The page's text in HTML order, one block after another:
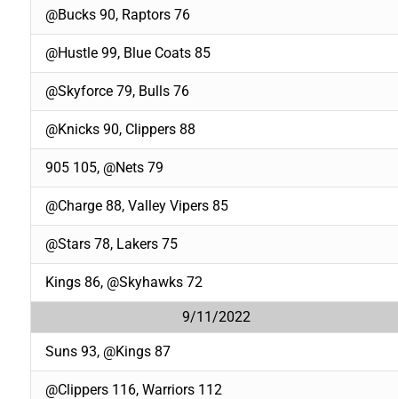
@Bucks 90, Raptors 76
@Hustle 99, Blue Coats 85
@Skyforce 79, Bulls 76
@Knicks 90, Clippers 88
905 105, @Nets 79
@Charge 88, Valley Vipers 85
@Stars 78, Lakers 75
Kings 86, @Skyhawks 72
9/11/2022
Suns 93, @Kings 87
@Clippers 116, Warriors 112